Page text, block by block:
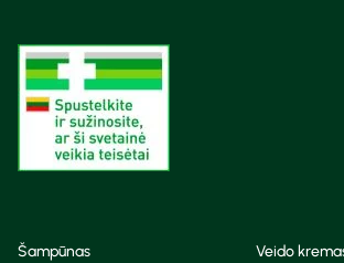
Šampūnas Veido